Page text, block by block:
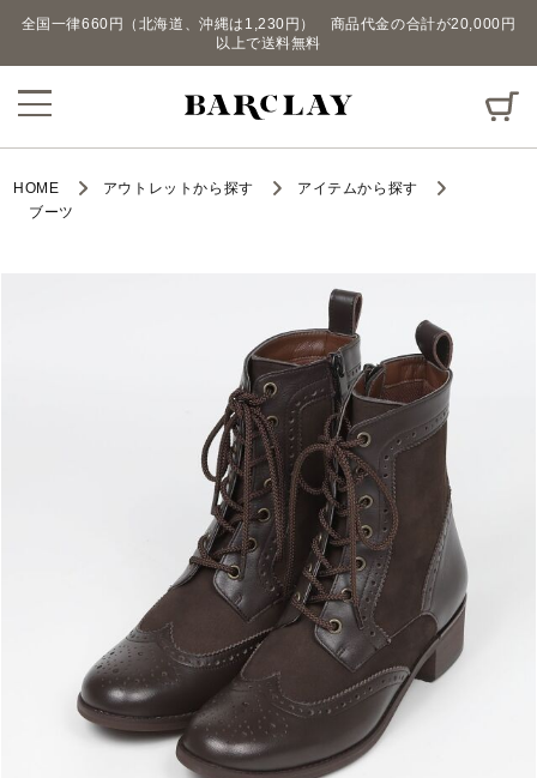
全国一律660円（北海道、沖縄は1,230円） 商品代金の合計が20,000円
以上で送料無料
HOME アウトレットから探す
アイテムから探す
ブーツ